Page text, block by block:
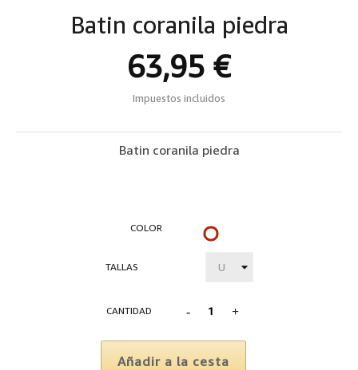
REGISTRARSE
Batin coranila piedra
63,95 €
Impuestos incluidos
Batin coranila piedra
COLOR
AMARILLO-
Est
TALLAS
CANTIDAD
Añadir a la cesta